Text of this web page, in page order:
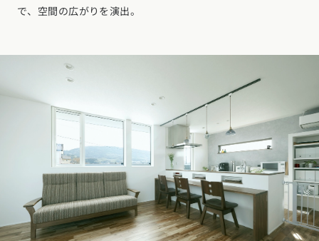
で、空間の広がりを演出。